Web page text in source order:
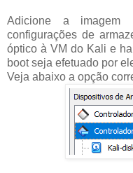
Adicione a
configurações de
óptico à VM do Kali e
boot seja efetuado por
Veja abaixo a opção